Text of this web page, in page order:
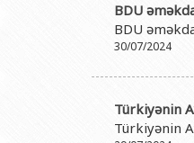
BDU
BDU
30/07/2024
Türkiyənin
Türkiyənin